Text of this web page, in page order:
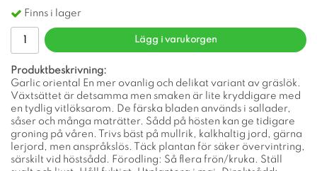
Finns i lager
Lägg i varukorgen
Produktbeskrivning:
Garlic oriental En mer ovanlig och delikat variant av gräslök.
Växtsättet är detsamma men smaken är lite kryddigare med
en tydlig vitlöksarom. De färska bladen används i sallader,
såser och många maträtter. Sådd på hösten kan ge tidigare
groning på våren. Trivs bäst på mullrik, kalkhaltig jord, gärna
lerjord, men anspråkslös. Täck plantan för säker övervintring,
särskilt vid höstsådd. Förodling: Så flera frön/kruka. Ställ